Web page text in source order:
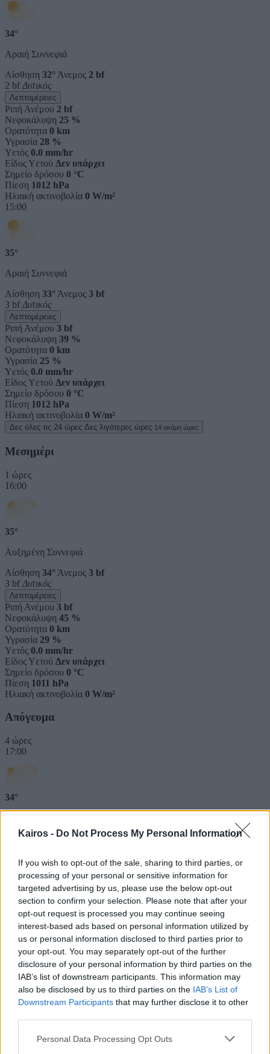
Kairos - Do Not Process My Personal Information
If you wish to opt-out of the sale, sharing to third parties, or
processing of your personal or sensitive information for
targeted advertising by us, please use the below opt-out
section to confirm your selection. Please note that after your
opt-out request is processed you may continue seeing
interest-based ads based on personal information utilized by
us or personal information disclosed to third parties prior to
your opt-out. You may separately opt-out of the further
disclosure of your personal information by third parties on the
IAB’s list of downstream participants. This information may
also be disclosed by us to third parties on the IAB’s List of
Downstream Participants that may further disclose it to other
Please note that this website/app uses one or more Google
Personal Data Processing Opt Outs
34°
Αραιή Συννεφιά
Αίσθηση 32° Άνεμος 2 bf
2 bf Δυτικός
Λεπτομέρειες
Ριπή Ανέμου 2 bf
Νεφοκάλυψη 25 %
Ορατότητα 0 km
Υγρασία 28 %
Υετός 0.0 mm/hr
Είδος Υετού Δεν υπάρχει
Σημείο δρόσου 0 °C
Πίεση 1012 hPa
Ηλιακή ακτινοβολία 0 W/m²
15:00
35°
Αραιή Συννεφιά
Αίσθηση 33° Άνεμος 3 bf
3 bf Δυτικός
Λεπτομέρειες
Ριπή Ανέμου 3 bf
Νεφοκάλυψη 39 %
Ορατότητα 0 km
Υγρασία 25 %
Υετός 0.0 mm/hr
Είδος Υετού Δεν υπάρχει
Σημείο δρόσου 0 °C
Πίεση 1012 hPa
Ηλιακή ακτινοβολία 0 W/m²
Δες όλες τις 24 ώρες Δες λιγότερες ώρες 14 ακόμη ώρες
Μεσημέρι
1 ώρες
16:00
35°
Αυξημένη Συννεφιά
Αίσθηση 34° Άνεμος 3 bf
3 bf Δυτικός
Λεπτομέρειες
Ριπή Ανέμου 3 bf
Νεφοκάλυψη 45 %
Ορατότητα 0 km
Υγρασία 29 %
Υετός 0.0 mm/hr
Είδος Υετού Δεν υπάρχει
Σημείο δρόσου 0 °C
Πίεση 1011 hPa
Ηλιακή ακτινοβολία 0 W/m²
Απόγευμα
4 ώρες
17:00
34°
Αίσθηση33° Άνεμος 3 bf
Λεπτομέρειες
Ριπή Ανέμου 3 bf
Νεφοκάλυψη 43 %
Ορατότητα 0 km
Υγρασία 34 %
Υετός 0.0 mm/hr
Είδος Υετού Δεν υπάρχει
Σημείο δρόσου 0 °C
Πίεση 1011 hPa
Ηλιακή ακτινοβολία
0 W/m²
18:00
Αυξημένη Συννεφιά